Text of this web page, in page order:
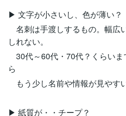
▶ 文字が小さいし、色が薄い？
名刺は手渡しするもの。幅広
しれない。
30代～60代・70代？くらいま
ら
もう少し名前や情報が見やす
▶ 紙質が・・チープ？